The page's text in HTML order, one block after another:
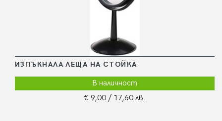
ИЗПЪКНАЛА ЛЕЩА НА СТОЙКА
В наличност
€ 9,00 / 17,60 лв.